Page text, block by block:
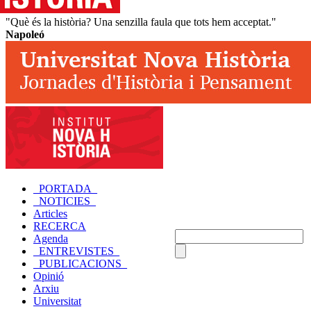
"Què és la història? Una senzilla faula que tots hem acceptat."
Napoleó
_PORTADA_
_NOTICIES_
Articles
RECERCA
Agenda
_ENTREVISTES_
_PUBLICACIONS_
Opinió
Arxiu
Universitat